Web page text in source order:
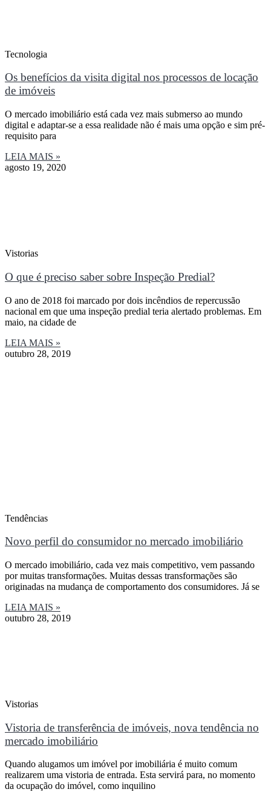
Tecnologia
Os benefícios da visita digital nos processos de locação
de imóveis
O mercado imobiliário está cada vez mais submerso ao mundo
digital e adaptar-se a essa realidade não é mais uma opção e sim pré-
requisito para
LEIA MAIS »
agosto 19, 2020
Vistorias
O que é preciso saber sobre Inspeção Predial?
O ano de 2018 foi marcado por dois incêndios de repercussão
nacional em que uma inspeção predial teria alertado problemas. Em
maio, na cidade de
LEIA MAIS »
outubro 28, 2019
Tendências
Novo perfil do consumidor no mercado imobiliário
O mercado imobiliário, cada vez mais competitivo, vem passando
por muitas transformações. Muitas dessas transformações são
originadas na mudança de comportamento dos consumidores. Já se
LEIA MAIS »
outubro 28, 2019
Vistorias
Vistoria de transferência de imóveis, nova tendência no
mercado imobiliário
Quando alugamos um imóvel por imobiliária é muito comum
realizarem uma vistoria de entrada. Esta servirá para, no momento
da ocupação do imóvel, como inquilino